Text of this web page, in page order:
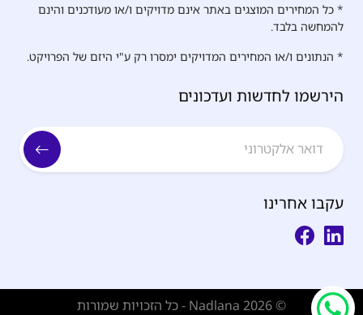
* כל המחירים המוצגים באתר אינם מדויקים ו/או מעודכנים והינם
להמחשה בלבד.
* הנתונים ו/או המחירים המדויקים ימסרו רק ע"י היזם של הפרויקט.
הירשמו לחדשות ועדכונים
עקבו אחרינו
© Nadlana 2026 - כל הזכויות שמורות